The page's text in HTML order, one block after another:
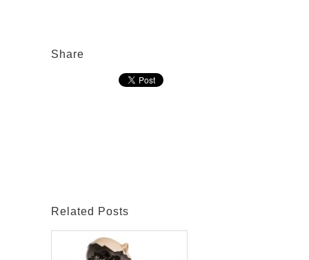
Share
Related Posts